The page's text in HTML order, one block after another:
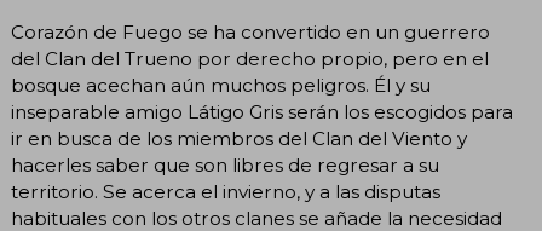
Corazón de Fuego se ha convertido en un guerrero
del Clan del Trueno por derecho propio, pero en el
bosque acechan aún muchos peligros. Él y su
inseparable amigo Látigo Gris serán los escogidos para
ir en busca de los miembros del Clan del Viento y
hacerles saber que son libres de regresar a su
territorio. Se acerca el invierno, y a las disputas
habituales con los otros clanes se añade la necesidad